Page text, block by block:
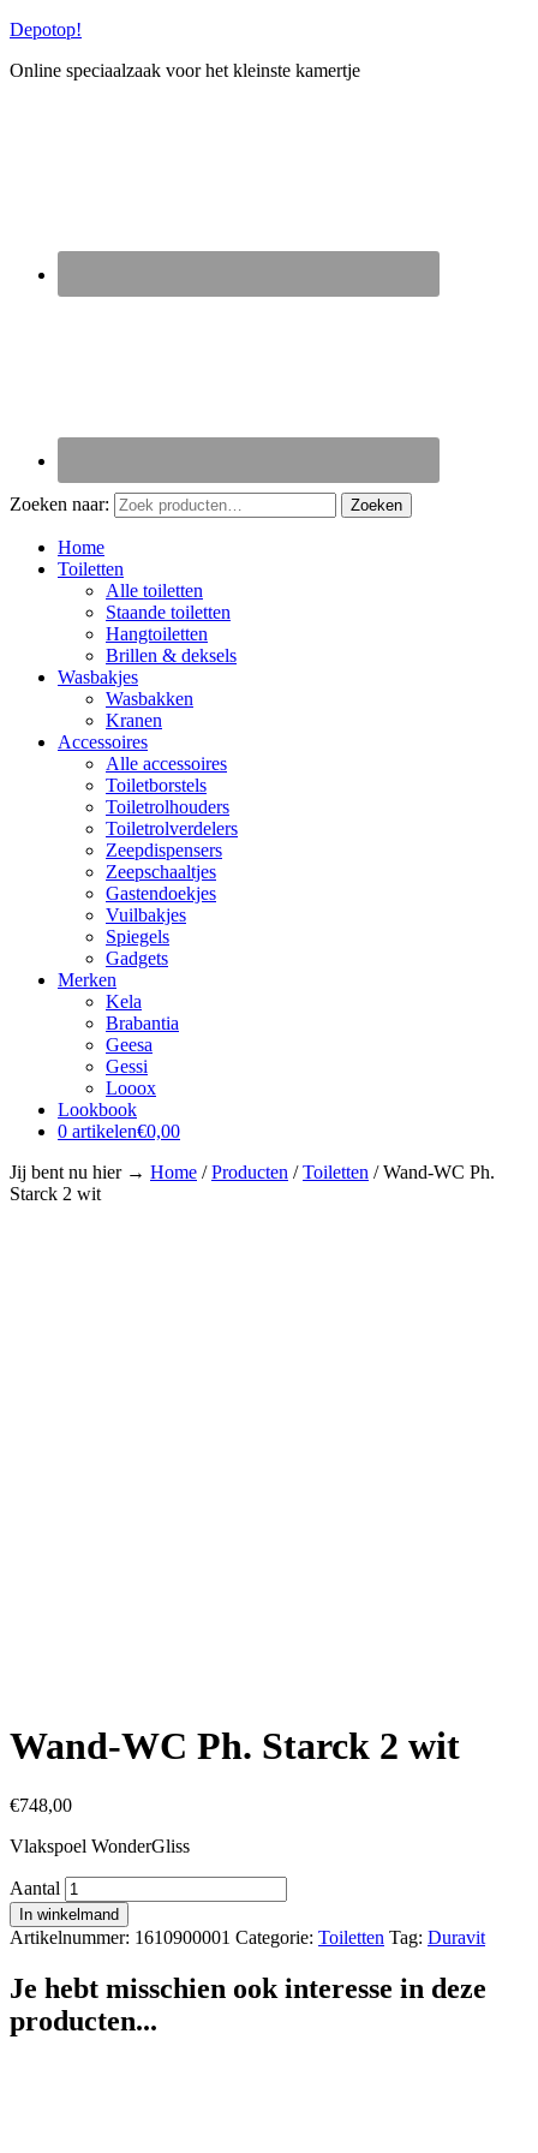
Depotop!
Online speciaalzaak voor het kleinste kamertje
Zoeken naar: Zoeken
Home
Toiletten
Alle toiletten
Staande toiletten
Hangtoiletten
Brillen & deksels
Wasbakjes
Wasbakken
Kranen
Accessoires
Alle accessoires
Toiletborstels
Toiletrolhouders
Toiletrolverdelers
Zeepdispensers
Zeepschaaltjes
Gastendoekjes
Vuilbakjes
Spiegels
Gadgets
Merken
Kela
Brabantia
Geesa
Gessi
Looox
Lookbook
0 artikelen€0,00
Jij bent nu hier → Home /Producten /Toiletten /Wand-WC Ph.
Starck 2 wit
Wand-WC Ph. Starck 2 wit
€748,00
Vlakspoel WonderGliss
Aantal
In winkelmand
Artikelnummer: 1610900001 Categorie: Toiletten Tag: Duravit
Je hebt misschien ook interesse in deze
producten...